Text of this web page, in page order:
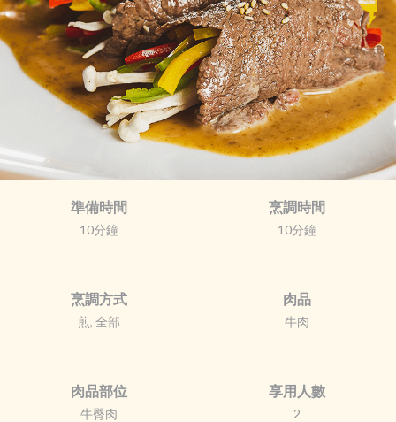
準備時間
10分鐘
烹調時間
10分鐘
烹調方式
煎, 全部
肉品
牛肉
肉品部位
牛臀肉
享用人數
2